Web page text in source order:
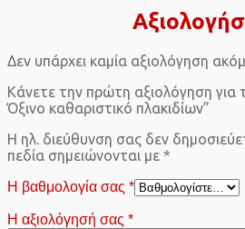
Δεν υπάρχει καμία αξιολόγηση
Κάνετε την πρώτη αξιολόγηση για
Όξινο καθαριστικό πλακιδίων”
Η ηλ. διεύθυνση σας δεν
πεδία σημειώνονται με *
Η βαθμολογία σας *
Η αξιολόγησή σας *